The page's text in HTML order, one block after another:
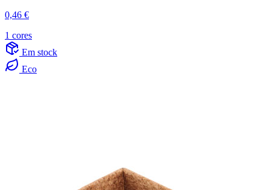
0,46 €
1 cores
Em stock
Eco